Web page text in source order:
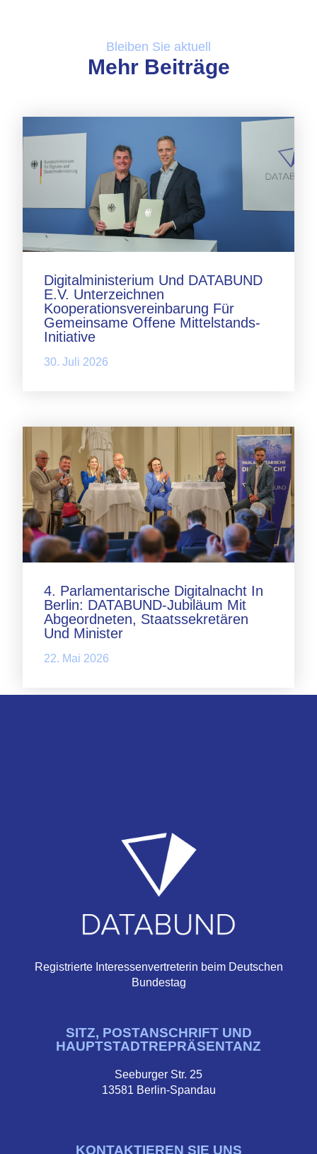
Bleiben Sie aktuell
Mehr Beiträge
Digitalministerium Und DATABUND
E.V. Unterzeichnen
Kooperationsvereinbarung Für
Gemeinsame Offene Mittelstands-
Initiative
30. Juli 2026
4. Parlamentarische Digitalnacht In
Berlin: DATABUND-Jubiläum Mit
Abgeordneten, Staatssekretären
Und Minister
22. Mai 2026
Registrierte Interessenvertreterin beim Deutschen
Bundestag
SITZ, POSTANSCHRIFT UND
HAUPTSTADTREPRÄSENTANZ
Seeburger Str. 25
13581 Berlin-Spandau
KONTAKTIEREN SIE UNS